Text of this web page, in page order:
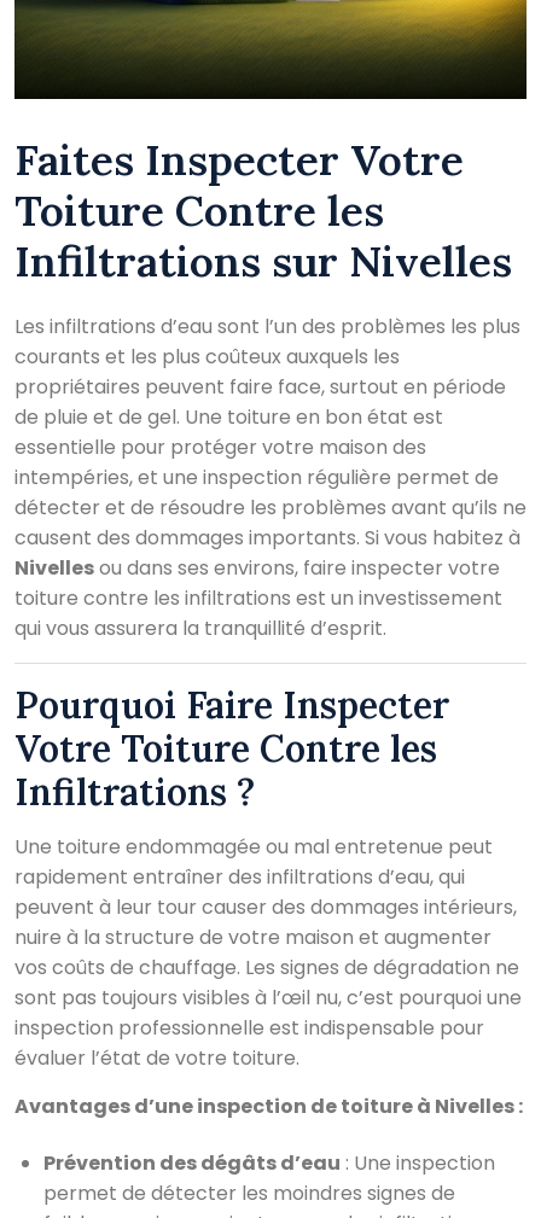
Faites Inspecter Votre
Toiture Contre les
Infiltrations sur Nivelles
Les infiltrations d’eau sont l’un des problèmes les plus
courants et les plus coûteux auxquels les
propriétaires peuvent faire face, surtout en période
de pluie et de gel. Une toiture en bon état est
essentielle pour protéger votre maison des
intempéries, et une inspection régulière permet de
détecter et de résoudre les problèmes avant qu’ils ne
causent des dommages importants. Si vous habitez à
Nivellesou dans ses environs, faire inspecter votre
toiture contre les infiltrations est un investissement
qui vous assurera la tranquillité d’esprit.
Pourquoi Faire Inspecter
Votre Toiture Contre les
Infiltrations ?
Une toiture endommagée ou mal entretenue peut
rapidement entraîner des infiltrations d’eau, qui
peuvent à leur tour causer des dommages intérieurs,
nuire à la structure de votre maison et augmenter
vos coûts de chauffage. Les signes de dégradation ne
sont pas toujours visibles à l’œil nu, c’est pourquoi une
inspection professionnelle est indispensable pour
évaluer l’état de votre toiture.
Avantages d’une inspection de toiture à Nivelles :
Prévention des dégâts d’eau : Une inspection
permet de détecter les moindres signes de